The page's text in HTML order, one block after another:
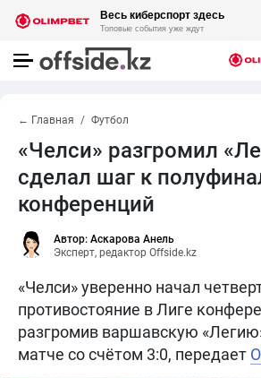
← Главная Футбол
«Челси» разгромил
сделал шаг к
конференций
Автор: Аскарова Анель
Эксперт, редактор Offside.kz
«Челси» уверенно начал
противостояние в Лиге
разгромив варшавскую
матче со счётом 3:0, передает